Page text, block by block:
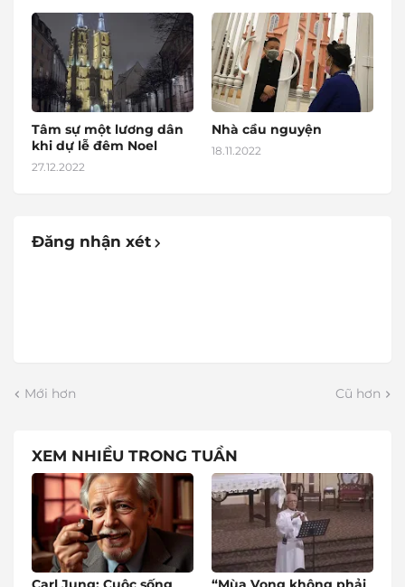
Tâm sự một lương dân
khi dự lễ đêm Noel
27.12.2022
Nhà cầu nguyện
18.11.2022
Đăng nhận xét
Mới hơn Cũ hơn
XEM NHIỀU TRONG TUẦN